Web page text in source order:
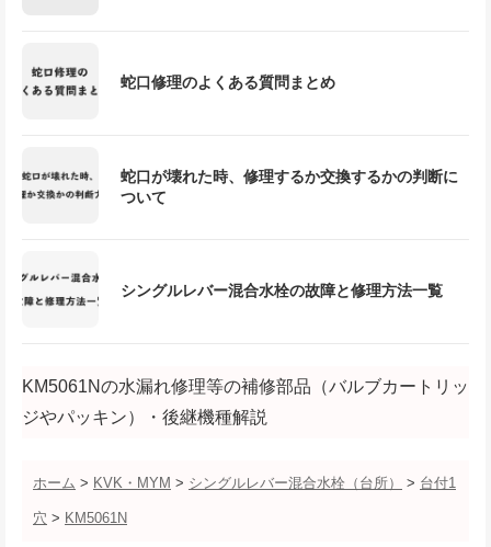
蛇口修理のよくある質問まとめ
蛇口が壊れた時、修理するか交換するかの判断に
ついて
シングルレバー混合水栓の故障と修理方法一覧
KM5061Nの水漏れ修理等の補修部品（バルブカートリッ
ジやパッキン）・後継機種解説
ホーム > KVK・MYM > シングルレバー混合水栓（台所） > 台付1
穴 > KM5061N